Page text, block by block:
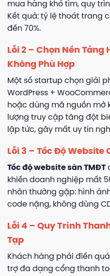
mua hàng khó tìm, quy
Kết quả: tỷ lệ thoát trang
đến 70%.
Lỗi 2 – Chọn Nền Tảng
Không Phù Hợp
Một số startup chọn giải
WordPress +
hoặc dùng mã nguồn mở
lượng truy cập tăng đột
lập tức, gây mất uy tín
Lỗi 3 – Tốc Độ Website
Tốc độ website sàn TMĐT
khiến doanh nghiệp mất
nhân thường gặp: hình
code nặng, không dùng
Lỗi 4 – Quy Trình
Tạp
Khách hàng phải điền
trợ đa dạng cổng thanh